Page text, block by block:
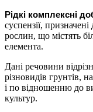
Рідкі комплексні
суспензії,
рослин, що містять
елемента.
Дані речовини
різновидів грунтів,
і по відношенню до
культур.